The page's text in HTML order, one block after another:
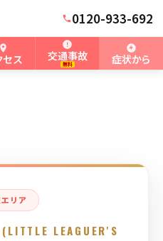
0120-933-692
セス 交通事故
無料 症状から
リア
LEAGUER'S